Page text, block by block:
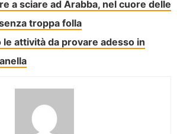
a sciare ad Arabba, nel cuore delle
troppa folla
attività da provare adesso in